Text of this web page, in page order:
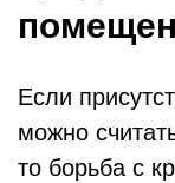
Если
можно
то борьба с